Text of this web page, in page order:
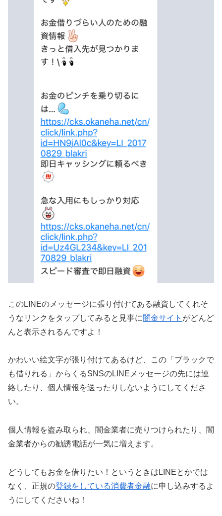
このLINEのメッセージに張り付けてある融資してくれそ
うなリンクをタップしてみると見事に闇金サイト がどんど
んと表示されるんですよ！
かわいい絵文字が張り付けてあるけど、この「ブラックで
も借りれる」からくるSNSのLINEメッセージの先には連
絡したり、個人情報を送ったりしないようにしてくださ
い。
個人情報を盗み取られ、闇金業者に売りつけられたり、闇
金業者からの勧誘電話が一気に増えます。
どうしてもお金を借りたい！というときはLINEとかでは
なく、正規の登録をしている消費者金融に申し込みするよ
うにしてくださいね！